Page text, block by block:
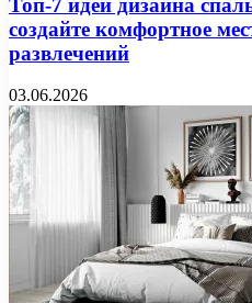
создайте комфортное
развлечений
03.06.2026